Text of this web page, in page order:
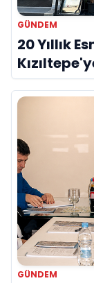
GÜNDEM
20 Yıllık
GÜNDEM